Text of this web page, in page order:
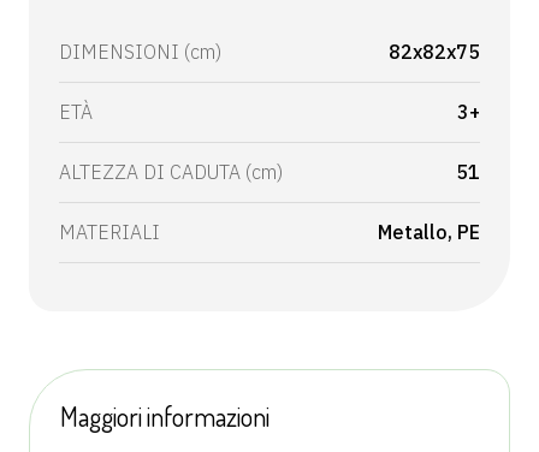
DIMENSIONI (cm) 82x82x75
ETÀ 3+
ALTEZZA DI CADUTA (cm) 51
MATERIALI Metallo PE
Maggiori informazioni